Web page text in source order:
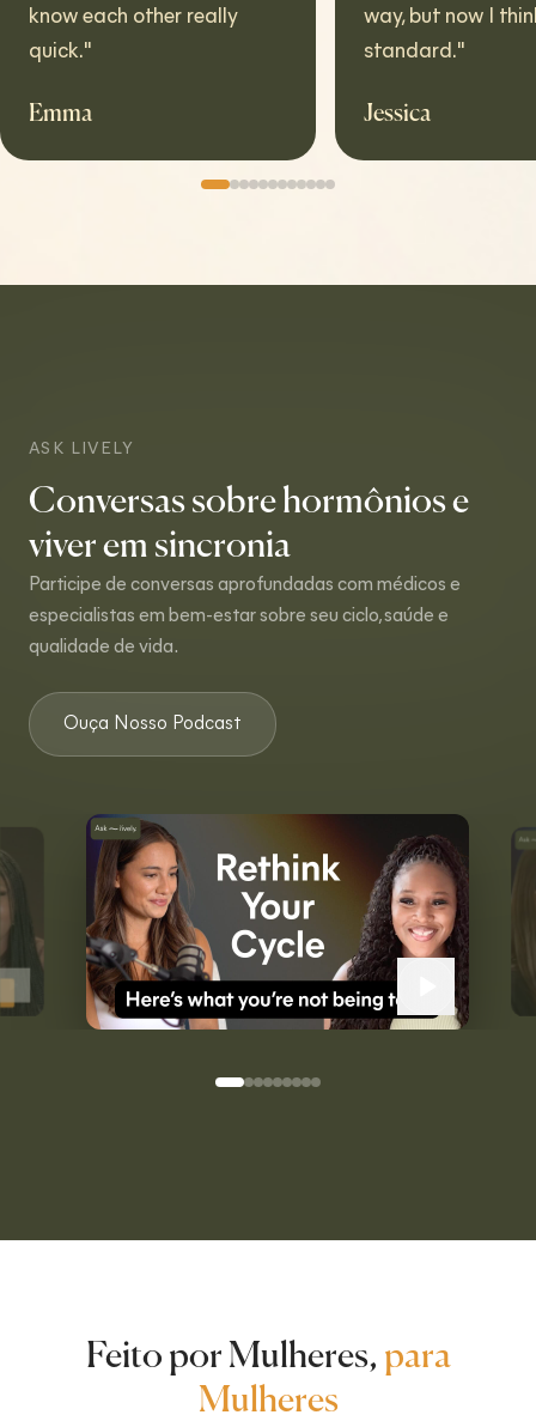
each other really
way, but now I think it's
standard."
Jessica
ASK LIVELY
Conversas sobre hormônios e
viver em sincronia
Participe de conversas aprofundadas com médicos e
especialistas em bem-estar sobre seu ciclo, saúde e
qualidade de vida.
Ouça Nosso Podcast
Feito por Mulheres, para
Mulheres